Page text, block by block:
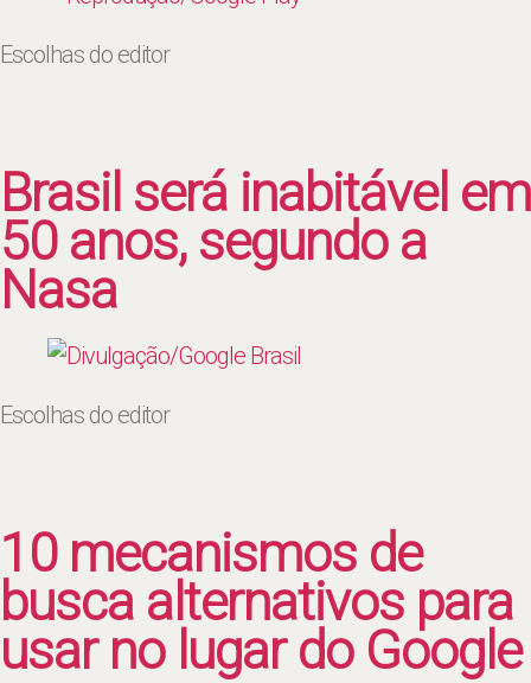
Escolhas do editor
Brasil será inabitável em
50 anos, segundo a
Nasa
Escolhas do editor
10 mecanismos de
busca alternativos para
usar no lugar do Google